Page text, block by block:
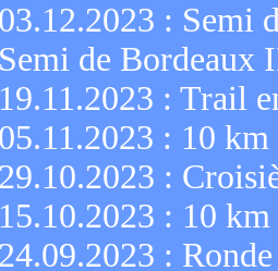
03.12.2023 : Semi
Semi de Bordeaux
19.11.2023 : Trail
05.11.2023 : 10 km
29.10.2023 :
15.10.2023 : 10 km
24.09.2023 :